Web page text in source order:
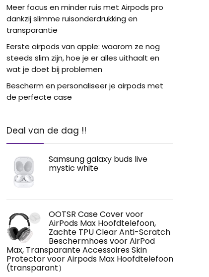
Meer focus en minder ruis met Airpods pro
dankzij slimme ruisonderdrukking en
transparantie
Eerste airpods van apple: waarom ze nog
steeds slim zijn, hoe je er alles uithaalt en
wat je doet bij problemen
Bescherm en personaliseer je airpods met
de perfecte case
Deal van de dag !!
Samsung galaxy buds live
mystic white
OOTSR Case Cover voor
AirPods Max Hoofdtelefoon,
Zachte TPU Clear Anti-Scratch
Beschermhoes voor AirPod
Max, Transparante Accessoires Skin
Protector voor Airpods Max Hoofdtelefoon
(transparant）